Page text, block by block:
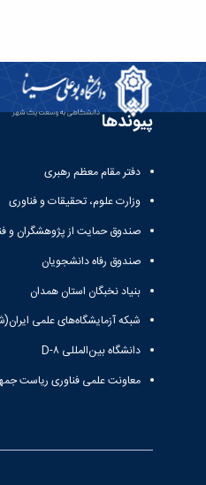
پیوندها
دفتر مقام معظم رهبری
وزارت علوم، تحقیقات و فناوری
صندوق حمایت از پژوهشگران و
صندوق رفاه دانشجویان
بنیاد نخبگان استان همدان
شبکه آزمایشگاه‌های علمی
دانشگاه بین‌المللی D-۸
معاونت علمی فناوری ریاست